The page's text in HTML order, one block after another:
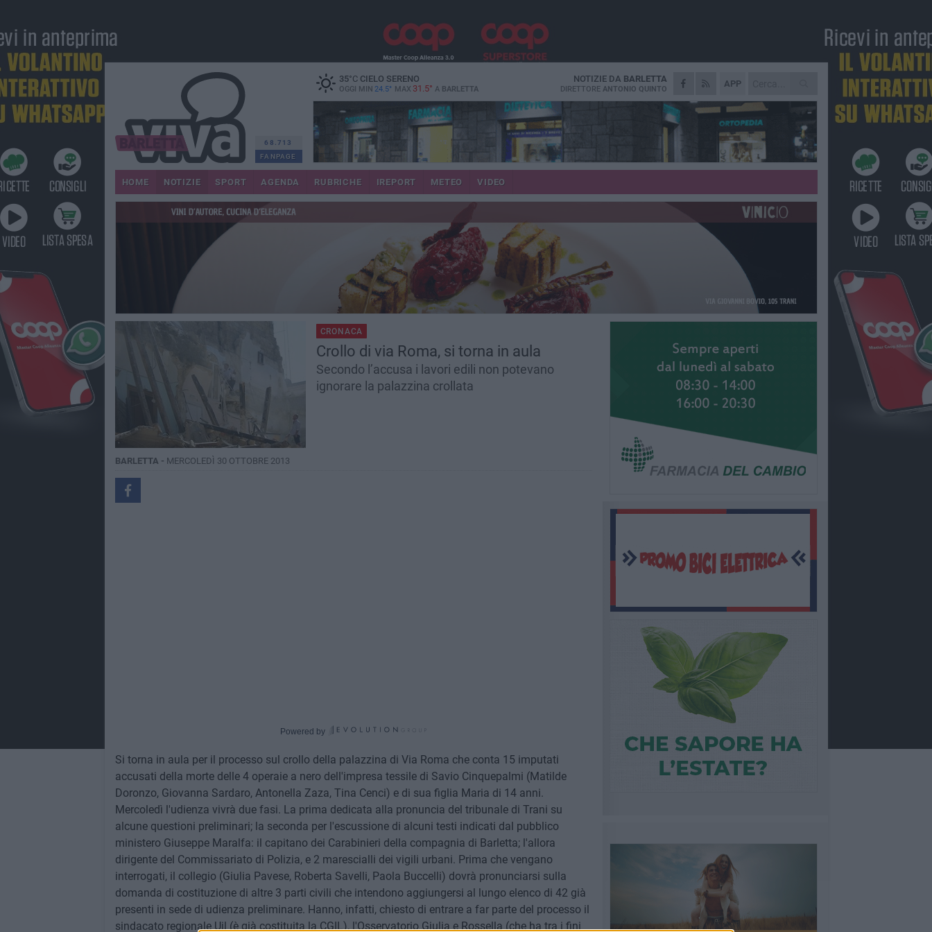
68.713
FANPAGE
35°CCIELO SERENO
OGGI MIN 24.5° MAX 31.5° A BARLETTA
APP
NOTIZIE DA BARLETTA
DIRETTORE ANTONIO QUINTO
HOME NOTIZIE SPORT AGENDA RUBRICHE IREPORT METEO VIDEO
CRONACA
Crollo di via Roma, si torna in aula
Secondo l’accusa i lavori edili non potevano
ignorare la palazzina crollata
BARLETTA - MERCOLEDÌ 30 OTTOBRE 2013
Powered by
Si torna in aula per il processo sul crollo della palazzina di Via Roma che conta 15 imputati
accusati della morte delle 4 operaie a nero dell'impresa tessile di Savio Cinquepalmi (Matilde
Doronzo, Giovanna Sardaro, Antonella Zaza, Tina Cenci) e di sua figlia Maria di 14 anni.
Mercoledì l'udienza vivrà due fasi. La prima dedicata alla pronuncia del tribunale di Trani su
alcune questioni preliminari; la seconda per l'escussione di alcuni testi indicati dal pubblico
ministero Giuseppe Maralfa: il capitano dei Carabinieri della compagnia di Barletta; l'allora
dirigente del Commissariato di Polizia, e 2 marescialli dei vigili urbani. Prima che vengano
interrogati, il collegio (Giulia Pavese, Roberta Savelli, Paola Buccelli) dovrà pronunciarsi sulla
domanda di costituzione di altre 3 parti civili che intendono aggiungersi al lungo elenco di 42 già
presenti in sede di udienza preliminare. Hanno, infatti, chiesto di entrare a far parte del processo il
sindacato regionale Uil (è già costituita la CGIL), l'Osservatorio Giulia e Rossella (che ha tra i fini